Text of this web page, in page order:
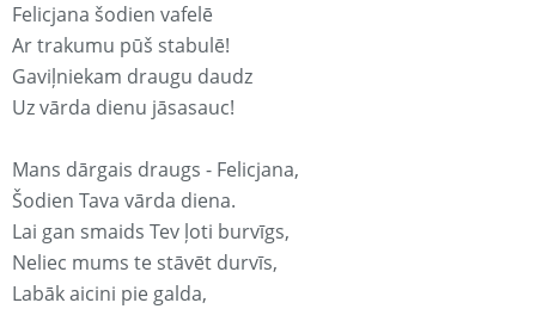
Felicjana šodien vafelē
Ar trakumu pūš stabulē!
Gaviļniekam draugu daudz
Uz vārda dienu jāsasauc!
Mans dārgais draugs - Felicjana,
Šodien Tava vārda diena.
Lai gan smaids Tev ļoti burvīgs,
Neliec mums te stāvēt durvīs,
Labāk aicini pie galda,